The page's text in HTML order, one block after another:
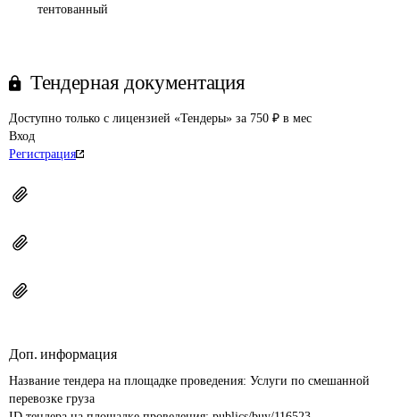
тентованный
Тендерная документация
Доступно только с лицензией «Тендеры» за 750 ₽ в мес
Вход
Регистрация
Доп. информация
Название тендера на площадке проведения: Услуги по смешанной
перевозке груза